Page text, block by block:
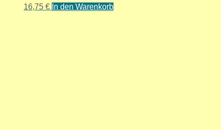
16,75 € In den Warenkorb